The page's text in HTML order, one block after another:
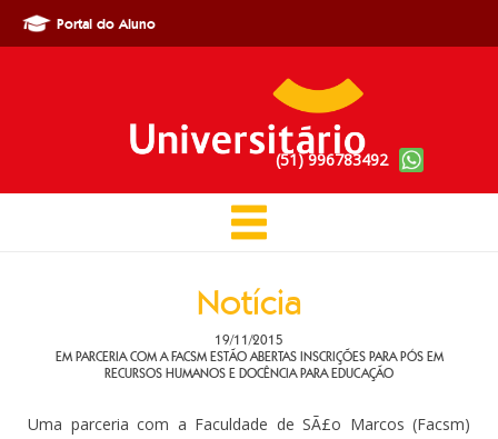
(51) 996783492
Portal do Aluno
Notícia
19/11/2015
EM PARCERIA COM A FACSM ESTÃO ABERTAS INSCRIÇÕES PARA PÓS EM
RECURSOS HUMANOS E DOCÊNCIA PARA EDUCAÇÃO
Uma parceria com a Faculdade de SÃ£o Marcos (Facsm)